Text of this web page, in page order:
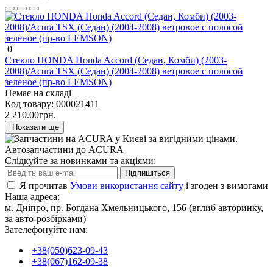
0
Стекло HONDA Honda Accord (Седан, Комби) (2003-
2008)/Acura TSX (Седан) (2004-2008) ветровое с полосой
зеленое (пр-во LEMSON)
Немає на складі
Код товару: 000021411
2 210.00грн.
Показати ще
Автозапчастини до ACURA
Слідкуйте за новинками та акціями:
Підпишіться
Я прочитав Умови використання сайту і згоден з вимогами
Наша адреса:
м. Дніпро, пр. Богдана Хмельницького, 156 (вглиб авторинку,
за авто-розбірками)
Зателефонуйте нам:
+38(050)623-09-43
+38(067)162-09-38